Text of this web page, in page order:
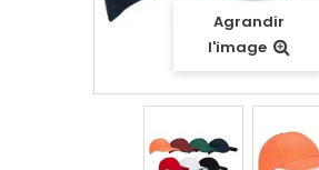
Agrandir
l'image